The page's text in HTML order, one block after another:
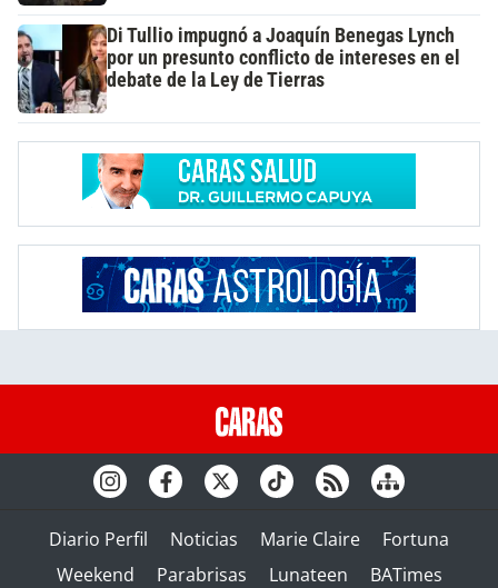
Di Tullio impugnó a Joaquín Benegas Lynch
por un presunto conflicto de intereses en el
debate de la Ley de Tierras
Diario Perfil Noticias Marie Claire
Fortuna
Weekend
Parabrisas Lunateen BATimes